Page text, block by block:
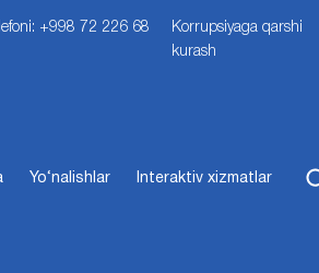
+998 72 226 68
Korrupsiyaga qarshi
kurash
Yo‘nalishlar Interaktiv xizmatlar